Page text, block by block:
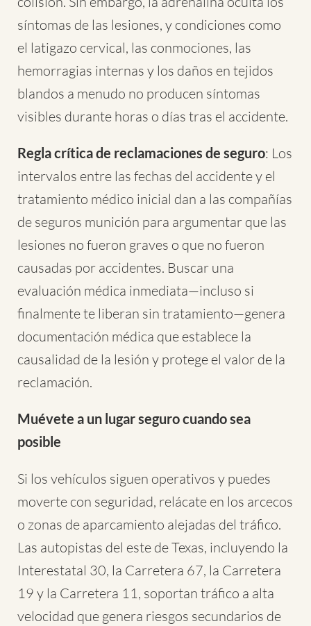
síntomas de las lesiones, y condiciones como
el latigazo cervical, las conmociones, las
hemorragias internas y los daños en tejidos
blandos a menudo no producen síntomas
visibles durante horas o días tras el accidente.
Regla crítica de reclamaciones de seguro: Los
intervalos entre las fechas del accidente y el
tratamiento médico inicial dan a las compañías
de seguros munición para argumentar que las
lesiones no fueron graves o que no fueron
causadas por accidentes. Buscar una
evaluación médica inmediata—incluso si
finalmente te liberan sin tratamiento—genera
documentación médica que establece la
causalidad de la lesión y protege el valor de la
reclamación.
Muévete a un lugar seguro cuando sea
posible
Si los vehículos siguen operativos y puedes
moverte con seguridad, relácate en los arcecos
o zonas de aparcamiento alejadas del tráfico.
Las autopistas del este de Texas, incluyendo la
Interestatal 30, la Carretera 67, la Carretera
19 y la Carretera 11, soportan tráfico a alta
velocidad que genera riesgos secundarios de